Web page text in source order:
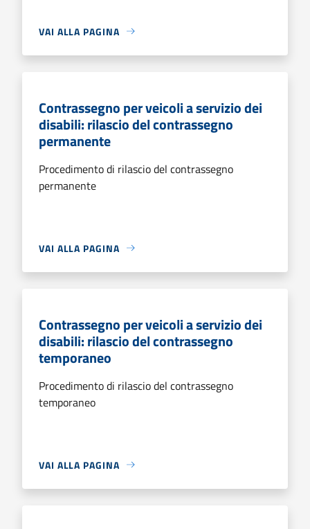
VAI ALLA PAGINA
Contrassegno per veicoli a servizio dei
disabili: rilascio del contrassegno
permanente
Procedimento di rilascio del contrassegno
permanente
VAI ALLA PAGINA
Contrassegno per veicoli a servizio dei
disabili: rilascio del contrassegno
temporaneo
Procedimento di rilascio del contrassegno
temporaneo
VAI ALLA PAGINA